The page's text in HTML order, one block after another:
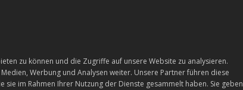
zu können und die Zugriffe auf unsere Website zu analysieren.
Werbung und Analysen weiter. Unsere Partner führen diese
im Rahmen Ihrer Nutzung der Dienste gesammelt haben. Sie geben